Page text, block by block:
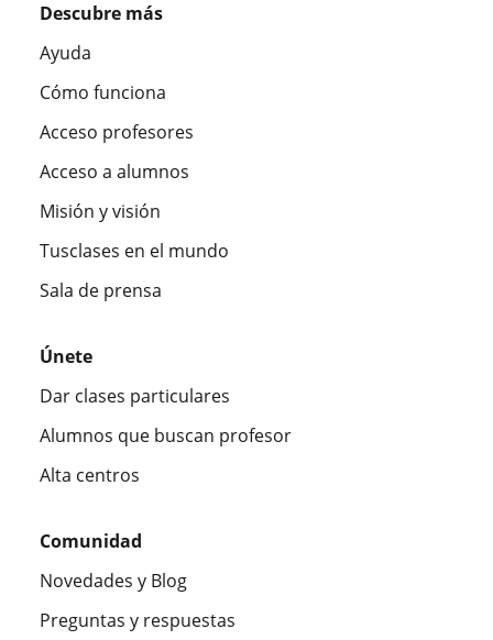
Descubre más
Ayuda
Cómo funciona
Acceso profesores
Acceso a alumnos
Misión y visión
Tusclases en el mundo
Sala de prensa
Únete
Dar clases particulares
Alumnos que buscan profesor
Alta centros
Comunidad
Novedades y Blog
Preguntas y respuestas